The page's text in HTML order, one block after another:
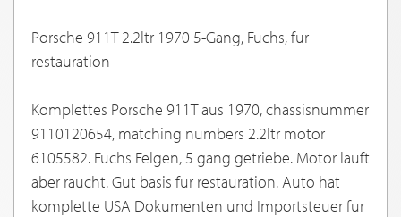
Porsche 911T 2.2ltr 1970 5-Gang, Fuchs, fur
restauration
Komplettes Porsche 911T aus 1970, chassisnummer
9110120654, matching numbers 2.2ltr motor
6105582. Fuchs Felgen, 5 gang getriebe. Motor lauft
aber raucht. Gut basis fur restauration. Auto hat
komplette USA Dokumenten und Importsteuer fur